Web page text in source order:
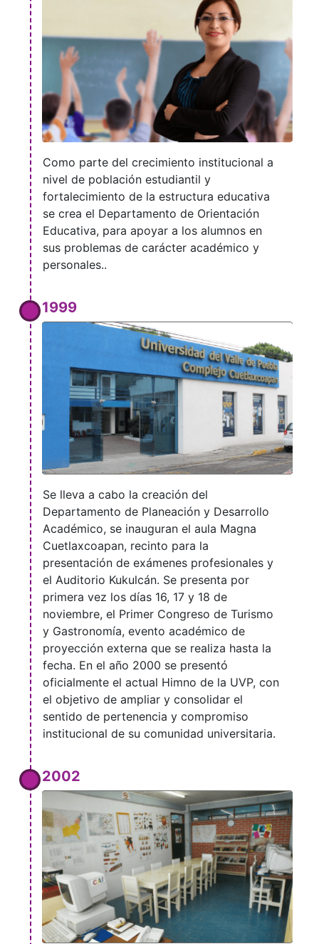
Como parte del crecimiento institucional a
nivel de población estudiantil y
fortalecimiento de la estructura educativa
se crea el Departamento de Orientación
Educativa, para apoyar a los alumnos en
sus problemas de carácter académico y
personales..
1999
Se lleva a cabo la creación del
Departamento de Planeación y Desarrollo
Académico, se inauguran el aula Magna
Cuetlaxcoapan, recinto para la
presentación de exámenes profesionales y
el Auditorio Kukulcán. Se presenta por
primera vez los días 16, 17 y 18 de
noviembre, el Primer Congreso de Turismo
y Gastronomía, evento académico de
proyección externa que se realiza hasta la
fecha. En el año 2000 se presentó
oficialmente el actual Himno de la UVP, con
el objetivo de ampliar y consolidar el
sentido de pertenencia y compromiso
institucional de su comunidad universitaria.
2002